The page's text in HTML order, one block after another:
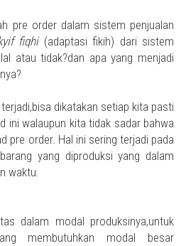
pre order dalam sistem penjualan
fiqhi (adaptasi fikih) dari sistem
atau tidak?dan apa yang menjadi
dikatakan setiap kita pasti
ini walaupun kita tidak sadar bahwa
pre order. Hal ini sering terjadi pada
yang diproduksi yang dalam
waktu.
dalam modal produksinya,untuk
membutuhkan modal besar